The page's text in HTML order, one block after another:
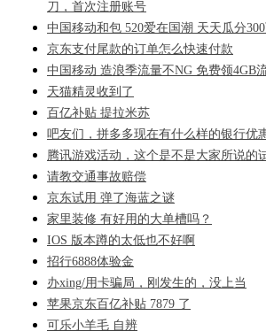
刀，首次注册账号
中国移动和包 520爱在国潮 天天瓜分
京东支付尾款的订单怎么快速付款
中国移动 造浪季流量不NG 免费领4GB
天猫精灵收到了
百亿补贴 提拉米苏
吧友们，拼多多现在有什么样的银行优
腾讯游戏活动，这个是不是大家所说的
请教交通事故赔偿
京东试用 弹了海蓝之谜
家里装修 有好用的大单槽吗？
IOS 版本蹲的太低也不好啊
招行6888体验金
办xing/用卡骗局，刚发生的，没上当
苹果京东百亿补贴 7879 了
可乐小羊毛 自辨